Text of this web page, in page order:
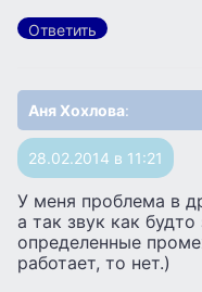
Ответить
Аня Хохлова:
28.02.2014 в 11:21
У меня проблема в
а так звук как
определенные
работает, то нет.)